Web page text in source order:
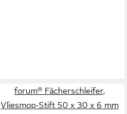
forum® Fächerschleifer,
Vliesmop-Stift 50 x 30 x 6 mm